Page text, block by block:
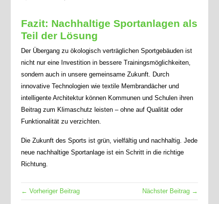
Fazit: Nachhaltige Sportanlagen als
Teil der Lösung
Der Übergang zu ökologisch verträglichen Sportgebäuden ist
nicht nur eine Investition in bessere Trainingsmöglichkeiten,
sondern auch in unsere gemeinsame Zukunft. Durch
innovative Technologien wie textile Membrandächer und
intelligente Architektur können Kommunen und Schulen ihren
Beitrag zum Klimaschutz leisten – ohne auf Qualität oder
Funktionalität zu verzichten.
Die Zukunft des Sports ist grün, vielfältig und nachhaltig. Jede
neue nachhaltige Sportanlage ist ein Schritt in die richtige
Richtung.
← Vorheriger Beitrag Nächster Beitrag →